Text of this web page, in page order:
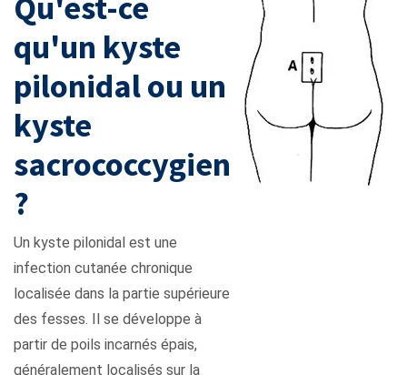
qu'un kyste
pilonidal ou un
kyste
sacrococcygien
?
Un kyste pilonidal est une
infection cutanée chronique
localisée dans la partie supérieure
des fesses. Il se développe à
partir de poils incarnés épais,
généralement localisés sur la